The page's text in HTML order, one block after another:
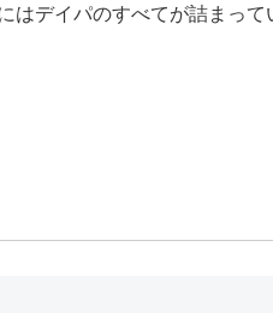
はデイパのすべてが詰まって